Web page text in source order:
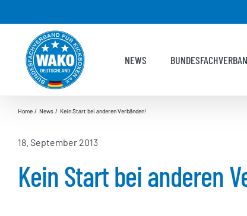
springen
NEWS
Home News Kein Start bei anderen Verbänden!
18. September 2013
Kein Start bei anderen